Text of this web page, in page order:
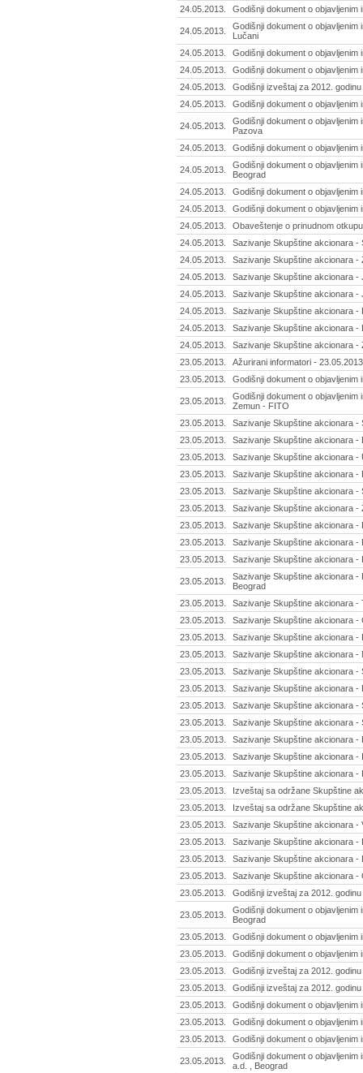
24.05.2013.
Godišnji dokument o
24.05.2013.
Godišnji dokument o objavljenim
Lučani
24.05.2013.
Godišnji dokument o objavljenim
24.05.2013.
Godišnji dokument o
24.05.2013.
Godišnji izveštaj za 2012.
24.05.2013.
Godišnji dokument o objavljenim
24.05.2013.
Godišnji dokument o objavljenim
Pazova
24.05.2013.
Godišnji dokument o
24.05.2013.
Godišnji dokument o
Beograd
24.05.2013.
Godišnji dokument o
24.05.2013.
Godišnji dokument o
24.05.2013.
Obaveštenje o prinudnom
24.05.2013.
Sazivanje Skupštine akcionara -
24.05.2013.
Sazivanje Skupštine akcionara -
24.05.2013.
Sazivanje Skupštine akcionara -
24.05.2013.
Sazivanje Skupštine akcionara -
24.05.2013.
Sazivanje Skupštine akcionara
24.05.2013.
Sazivanje Skupštine akcionara
24.05.2013.
Sazivanje Skupštine akcionara -
23.05.2013.
Ažurirani informatori - 23.05.2013
23.05.2013.
Godišnji dokument o objavljenim
23.05.2013.
Godišnji dokument o objavljenim
Zemun - FITO
23.05.2013.
Sazivanje Skupštine akcionara -
23.05.2013.
Sazivanje Skupštine akcionara -
23.05.2013.
Sazivanje Skupštine akcionara -
23.05.2013.
Sazivanje Skupštine akcionara -
23.05.2013.
Sazivanje Skupštine akcionara -
23.05.2013.
Sazivanje Skupštine akcionara -
23.05.2013.
Sazivanje Skupštine akcionara
23.05.2013.
Sazivanje Skupštine akcionara -
23.05.2013.
Sazivanje Skupštine akcionara -
23.05.2013.
Sazivanje Skupštine akcionara -
Beograd
23.05.2013.
Sazivanje Skupštine akcionara -
23.05.2013.
Sazivanje Skupštine akcionara
23.05.2013.
Sazivanje Skupštine akcionara -
23.05.2013.
Sazivanje Skupštine akcionara -
23.05.2013.
Sazivanje Skupštine akcionara -
23.05.2013.
Sazivanje Skupštine akcionara -
23.05.2013.
Sazivanje Skupštine akcionara -
23.05.2013.
Sazivanje Skupštine akcionara -
23.05.2013.
Sazivanje Skupštine akcionara -
23.05.2013.
Sazivanje Skupštine akcionara -
23.05.2013.
Sazivanje Skupštine akcionara -
23.05.2013.
Izveštaj sa održane Skupštine
23.05.2013.
Izveštaj sa održane Skupštine
23.05.2013.
Sazivanje Skupštine akcionara -
23.05.2013.
Sazivanje Skupštine akcionara -
23.05.2013.
Sazivanje Skupštine akcionara -
23.05.2013.
Sazivanje Skupštine akcionara -
23.05.2013.
Godišnji izveštaj za 2012.
23.05.2013.
Godišnji dokument o objavljenim
Beograd
23.05.2013.
Godišnji dokument o
23.05.2013.
Godišnji dokument o objavljenim
23.05.2013.
Godišnji izveštaj za 2012.
23.05.2013.
Godišnji izveštaj za 2012.
23.05.2013.
Godišnji dokument o objavljenim
23.05.2013.
Godišnji dokument o objavljenim
23.05.2013.
Godišnji dokument o objavljenim
23.05.2013.
Godišnji dokument o objavljenim
a.d. , Beograd